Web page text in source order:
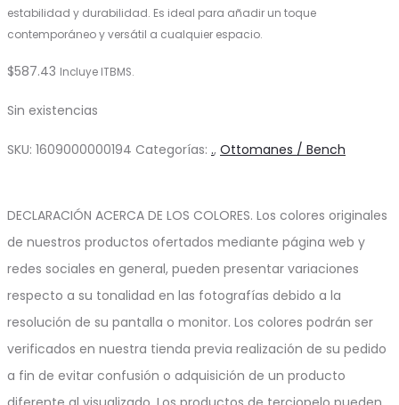
estabilidad y durabilidad. Es ideal para añadir un toque
contemporáneo y versátil a cualquier espacio.
$587.43 Incluye ITBMS.
Sin existencias
SKU: 1609000000194 Categorías: ., Ottomanes / Bench
DECLARACIÓN ACERCA DE LOS COLORES. Los colores originales
de nuestros productos ofertados mediante página web y
redes sociales en general, pueden presentar variaciones
respecto a su tonalidad en las fotografías debido a la
resolución de su pantalla o monitor. Los colores podrán ser
verificados en nuestra tienda previa realización de su pedido
a fin de evitar confusión o adquisición de un producto